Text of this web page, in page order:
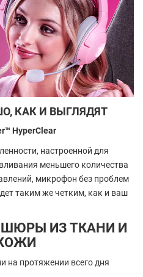
КАК И ВЫГЛЯДЯТ
HyperClear
настроенной для
меньшего количества
микрофон без проблем
таким же четким, как и ваш
ИЗ ТКАНИ И
на протяжении всего дня